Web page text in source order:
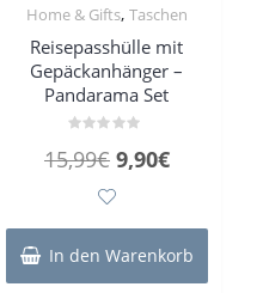
Home & Gifts, Taschen
Reisepasshülle mit
Gepäckanhänger –
Pandarama Set
mit
0
15,99€
Preis
war:
15,99€
9,90€Aktueller
ist:
9,90€.
In den Warenkorb